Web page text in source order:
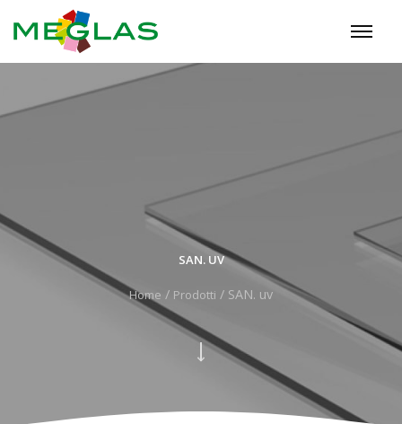
SAN. UV
Home / Prodotti / SAN. uv